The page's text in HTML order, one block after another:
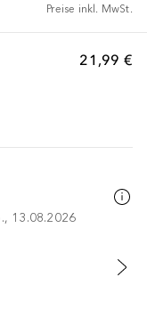
Preise inkl. MwSt.
21,99 €
13.08.2026